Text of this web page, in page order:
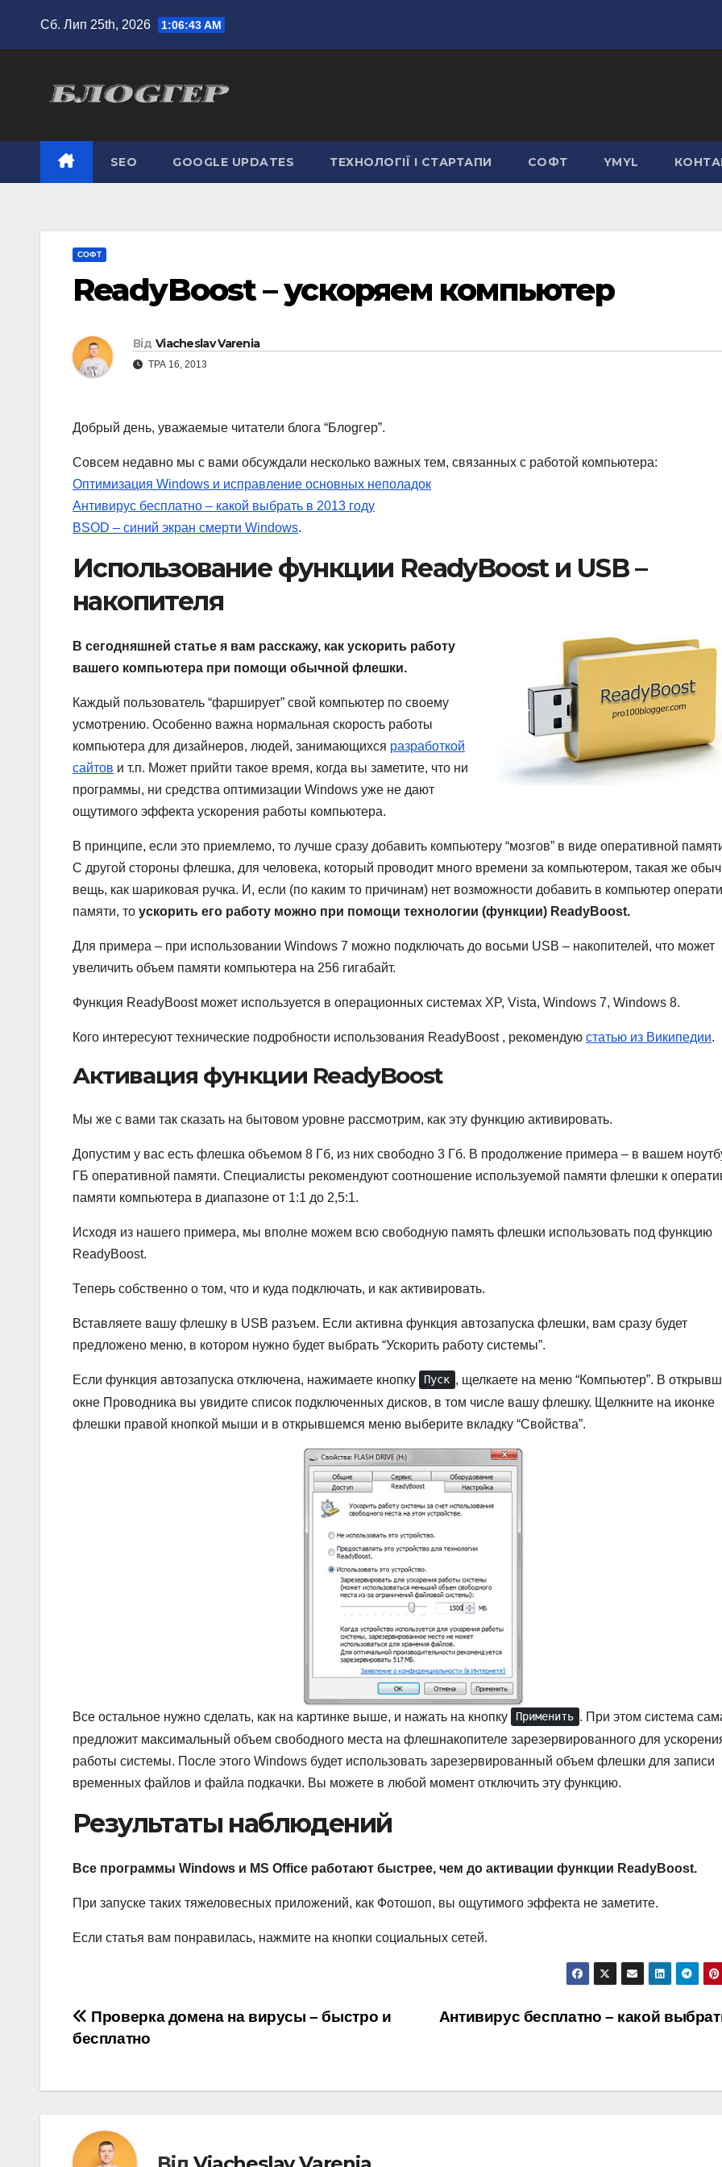
Сб. Лип 25th, 2026 1:06:44 AM
SEO GOOGLE UPDATES ТЕХНОЛОГІЇ І СТАРТАПИ СОФТ YMYL
СОФТ
ReadyBoost – ускоряем компьютер
Від Viacheslav Varenia
ТРА 16, 2013
Добрый день, уважаемые читатели блога “Блоgгер”.
Совсем недавно мы с вами обсуждали несколько важных тем, связанных с работой компьютера:
Оптимизация Windows и исправление основных неполадок
Антивирус бесплатно – какой выбрать в 2013 году
BSOD – синий экран смерти Windows.
Использование функции ReadyBoost и USB –
накопителя
В сегодняшней статье я вам расскажу, как ускорить работу
вашего компьютера при помощи обычной флешки.
Каждый пользователь “фарширует” свой компьютер по своему
усмотрению. Особенно важна нормальная скорость работы
компьютера для дизайнеров, людей, занимающихся разработкой
сайтов и т.п. Может прийти такое время, когда вы заметите, что ни
программы, ни средства оптимизации Windows уже не дают
ощутимого эффекта ускорения работы компьютера.
В принципе, если это приемлемо, то лучше сразу добавить компьютеру “мозгов” в виде оперативной
С другой стороны флешка, для человека, который проводит много времени за компьютером, такая же
вещь, как шариковая ручка. И, если (по каким то причинам) нет возможности добавить в компьютер
памяти, то ускорить его работу можно при помощи технологии (функции) ReadyBoost.
Для примера – при использовании Windows 7 можно подключать до восьми USB – накопителей, что может
увеличить объем памяти компьютера на 256 гигабайт.
Функция ReadyBoost может используется в операционных системах XP, Vista, Windows 7, Windows 8.
Кого интересуют технические подробности использования ReadyBoost , рекомендую статью из Википедии.
Активация функции ReadyBoost
Мы же с вами так сказать на бытовом уровне рассмотрим, как эту функцию активировать.
Допустим у вас есть флешка объемом 8 Гб, из них свободно 3 Гб. В продолжение примера – в вашем
ГБ оперативной памяти. Специалисты рекомендуют соотношение используемой памяти флешки к
памяти компьютера в диапазоне от 1:1 до 2,5:1.
Исходя из нашего примера, мы вполне можем всю свободную память флешки использовать под функцию
ReadyBoost.
Теперь собственно о том, что и куда подключать, и как активировать.
Вставляете вашу флешку в USB разъем. Если активна функция автозапуска флешки, вам сразу будет
предложено меню, в котором нужно будет выбрать “Ускорить работу системы”.
Если функция автозапуска отключена, нажимаете кнопку Пуск , щелкаете на меню “Компьютер”. В
окне Проводника вы увидите список подключенных дисков, в том числе вашу флешку. Щелкните на иконке
флешки правой кнопкой мыши и в открывшемся меню выберите вкладку “Свойства”.
Все остальное нужно сделать, как на картинке выше, и нажать на кнопку Применить . При этом система
предложит максимальный объем свободного места на флешнакопителе зарезервированного для
работы системы. После этого Windows будет использовать зарезервированный объем флешки для записи
временных файлов и файла подкачки. Вы можете в любой момент отключить эту функцию.
Результаты наблюдений
Все программы Windows и MS Office работают быстрее, чем до активации функции ReadyBoost.
При запуске таких тяжеловесных приложений, как Фотошоп, вы ощутимого эффекта не заметите.
Если статья вам понравилась, нажмите на кнопки социальных сетей.
Навігація
Антивирус бесплатно – какой
Проверка домена на вирусы – быстро и
бесплатно